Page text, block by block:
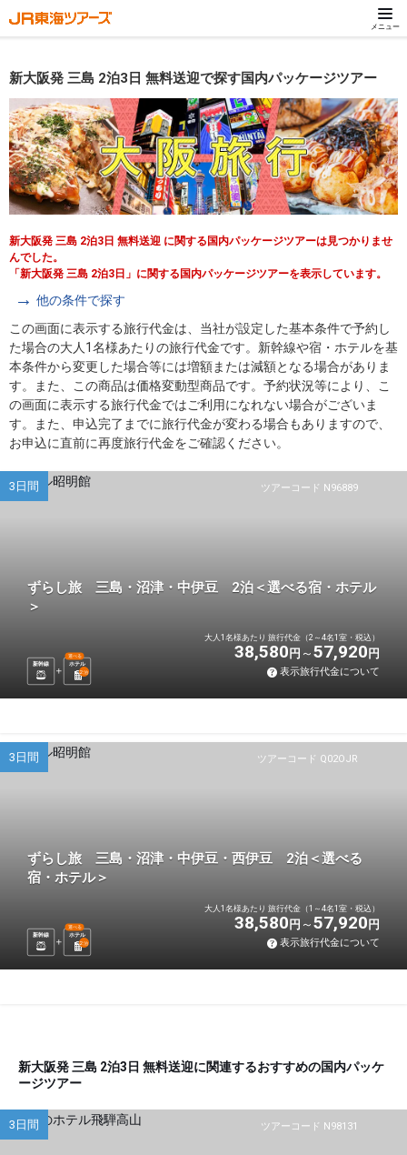
メニュー
新大阪発 三島 2泊3日 無料送迎で探す国内パッケージツアー
新大阪発 三島 2泊3日 無料送迎 に関する国内パッケージツアーは見つかりませ
んでした。
「新大阪発 三島 2泊3日」に関する国内パッケージツアーを表示しています。
他の条件で探す
この画面に表示する旅行代金は、当社が設定した基本条件で予約し
た場合の大人1名様あたりの旅行代金です。新幹線や宿・ホテルを基
本条件から変更した場合等には増額または減額となる場合がありま
す。また、この商品は価格変動型商品です。予約状況等により、こ
の画面に表示する旅行代金ではご利用になれない場合がございま
す。また、申込完了までに旅行代金が変わる場合もありますので、
お申込に直前に再度旅行代金をご確認ください。
ツアーコード N96889
3日間
ずらし旅 三島・沼津・中伊豆 2泊＜選べる宿・ホテル
＞
新幹線 ホテル
選べる
2泊
大人1名様あたり 旅行代金（2～4名1室・税込）
38,580 円 57,920 円
表示旅行代金について
ツアーコード Q02OJR
3日間
ずらし旅 三島・沼津・中伊豆・西伊豆 2泊＜選べる
宿・ホテル＞
新幹線 ホテル
選べる
2泊
大人1名様あたり 旅行代金（1～4名1室・税込）
38,580 円 57,920 円
表示旅行代金について
新大阪発 三島 2泊3日 無料送迎に関連するおすすめの国内パッケ
ージツアー
ツアーコード N98131
3日間